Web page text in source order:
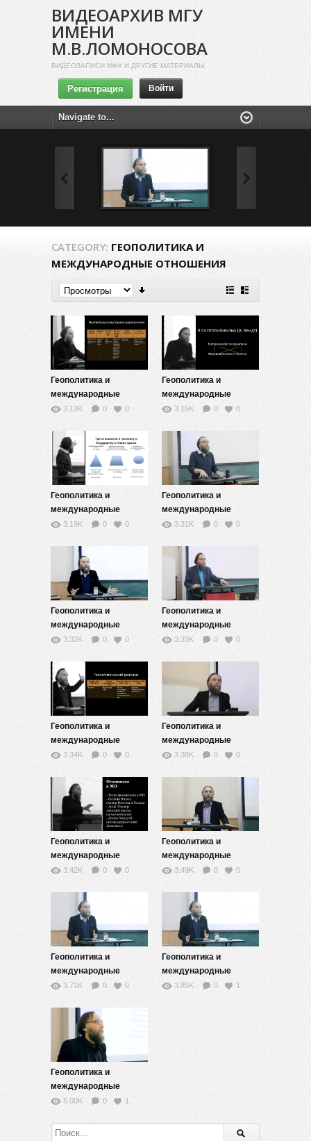
ВИДЕОАРХИВ МГУ
ИМЕНИ
М.В.ЛОМОНОСОВА
ВИДЕОЗАПИСИ МФК И ДРУГИЕ МАТЕРИАЛЫ
Регистрация Войти
CATEGORY: ГЕОПОЛИТИКА И
МЕЖДУНАРОДНЫЕ ОТНОШЕНИЯ
Геополитика и
международные
отношения — 8
3.13K 0 0
Геополитика и
международные
отношения — 9
3.15K 0 0
Геополитика и
международные
отношения — 6
3.19K 0 0
Геополитика и
международные
отношения — 5
3.31K 0 0
Геополитика и
международные
отношения — 4
3.32K 0 0
Геополитика и
международные
отношения — 11
3.33K 0 0
Геополитика и
международные
отношения — 7
3.34K 0 0
Геополитика и
международные
отношения — 12
3.38K 0 0
Геополитика и
международные
отношения — 10
3.42K 0 0
Геополитика и
международные
отношения — 3
3.49K 0 0
Геополитика и
международные
отношения — 13
3.71K 0 0
Геополитика и
международные
отношения — 2
3.85K 0 1
Геополитика и
международные
отношения — 1
5.00K 0 1